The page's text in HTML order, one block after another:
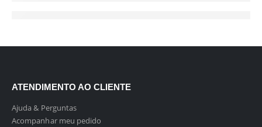
ATENDIMENTO AO CLIENTE
Ajuda & Perguntas
Acompanhar meu pedido